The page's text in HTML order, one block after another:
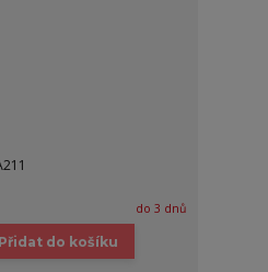
do 3 dnů
Přidat do košíku